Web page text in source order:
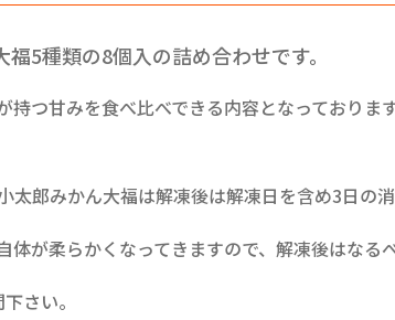
5種類の8個入の詰め合わせです。
つ甘みを食べ比べできる内容となっております
郎みかん大福は解凍後は解凍日を含め3日の消
が柔らかくなってきますので、解凍後はなる
さい。